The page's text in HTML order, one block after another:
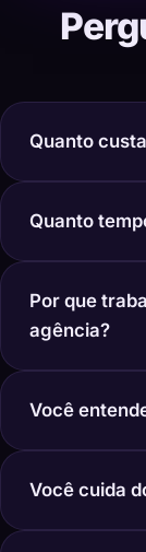
Quanto
Quanto
Por que
agência?
Você
Você cuida